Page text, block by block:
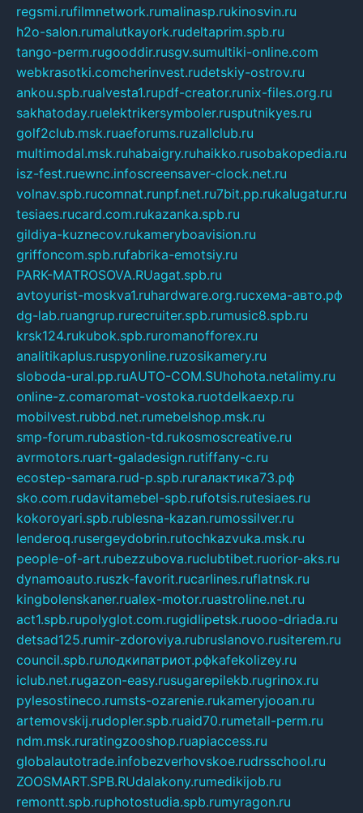
regsmi.rufilmnetwork.rumalinasp.rukinosvin.ru
h2o-salon.rumalutkayork.rudeltaprim.spb.ru
tango-perm.rugooddir.rusgv.sumultiki-online.com
webkrasotki.comcherinvest.rudetskiy-ostrov.ru
ankou.spb.rualvesta1.rupdf-creator.runix-files.org.ru
sakhatoday.ruelektrikersymboler.rusputnikyes.ru
golf2club.msk.ruaeforums.ruzallclub.ru
multimodal.msk.ruhabaigry.ruhaikko.rusobakopedia.ru
isz-fest.ruewnc.infoscreensaver-clock.net.ru
volnav.spb.rucomnat.runpf.net.ru7bit.pp.rukalugatur.ru
tesiaes.rucard.com.rukazanka.spb.ru
gildiya-kuznecov.rukameryboavision.ru
griffoncom.spb.rufabrika-emotsiy.ru
PARK-MATROSOVA.RUagat.spb.ru
avtoyurist-moskva1.ruhardware.org.ruсхема-авто.рф
dg-lab.ruangrup.rurecruiter.spb.rumusic8.spb.ru
krsk124.rukubok.spb.ruromanofforex.ru
analitikaplus.ruspyonline.ruzosikamery.ru
sloboda-ural.pp.ruAUTO-COM.SUhohota.netalimy.ru
online-z.comaromat-vostoka.ruotdelkaexp.ru
mobilvest.rubbd.net.rumebelshop.msk.ru
smp-forum.rubastion-td.rukosmoscreative.ru
avrmotors.ruart-galadesign.rutiffany-c.ru
ecostep-samara.rud-p.spb.ruгалактика73.рф
sko.com.rudavitamebel-spb.rufotsis.rutesiaes.ru
kokoroyari.spb.rublesna-kazan.rumossilver.ru
lenderoq.rusergeydobrin.rutochkazvuka.msk.ru
people-of-art.rubezzubova.ruclubtibet.ruorior-aks.ru
dynamoauto.ruszk-favorit.rucarlines.ruflatnsk.ru
kingbolenskaner.rualex-motor.ruastroline.net.ru
act1.spb.rupolyglot.com.rugidlipetsk.ruooo-driada.ru
detsad125.rumir-zdoroviya.rubruslanovo.rusiterem.ru
council.spb.ruлодкипатриот.рфkafekolizey.ru
iclub.net.rugazon-easy.rusugarepilekb.rugrinox.ru
pylesostineco.rumsts-ozarenie.rukameryjooan.ru
artemovskij.rudopler.spb.ruaid70.rumetall-perm.ru
ndm.msk.ruratingzooshop.ruapiaccess.ru
globalautotrade.infobezverhovskoe.rudrsschool.ru
ZOOSMART.SPB.RUdalakony.rumedikijob.ru
remontt.spb.ruphotostudia.spb.rumyragon.ru